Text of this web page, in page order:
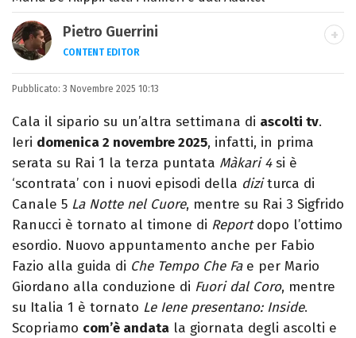
Pietro Guerrini
CONTENT EDITOR
Laurea in Lettere, smania di viaggi e
Pixar).
Pubblicato: 3 Novembre 2025 10:13
Cala il sipario su un’altra settimana di ascolti tv.
Ieri domenica 2 novembre 2025, infatti, in prima
serata su Rai 1 la terza puntata Màkari 4si è
‘scontrata’ con i nuovi episodi della diziturca di
Canale 5 La Notte nel Cuore, mentre su Rai 3 Sigfrido
Ranucci è tornato al timone di Reportdopo l’ottimo
esordio. Nuovo appuntamento anche per Fabio
Fazio alla guida di Che Tempo Che Fae per Mario
Giordano alla conduzione di Fuori dal Coro, mentre
su Italia 1 è tornato Le Iene presentano: Inside.
Scopriamo com’è andata la giornata degli ascolti e